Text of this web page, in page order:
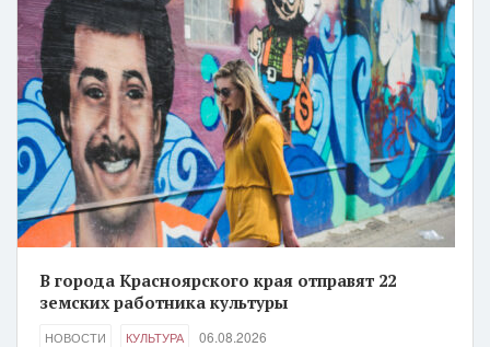
В города Красноярского края отправят 22
земских работника культуры
НОВОСТИ КУЛЬТУРА 06.08.2026